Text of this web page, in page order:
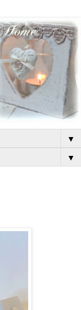
▼
▼